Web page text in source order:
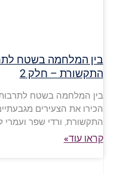
בין המלחמה בשטח
התקשורת – חלק 2
בין המלחמה בשטח לתרבות
הכירו את הצעירים
התקשורת, ורדי שפר ועמרי
קראו עוד»